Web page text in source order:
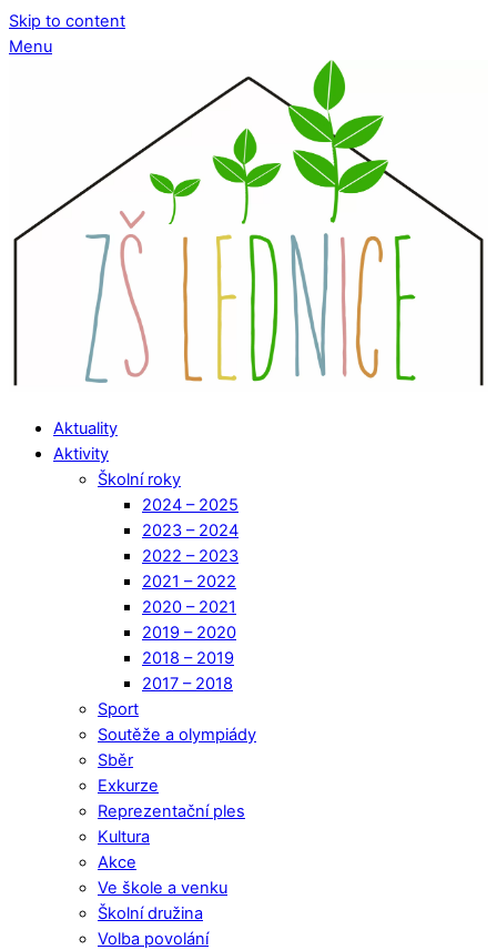
Skip to content
Menu
Aktuality
Aktivity
Školní roky
2024 – 2025
2023 – 2024
2022 – 2023
2021 – 2022
2020 – 2021
2019 – 2020
2018 – 2019
2017 – 2018
Sport
Soutěže a olympiády
Sběr
Exkurze
Reprezentační ples
Kultura
Akce
Ve škole a venku
Školní družina
Volba povolání